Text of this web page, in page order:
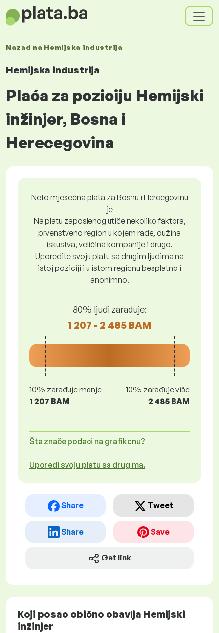
Nazad na Hemijska industrija
Hemijska industrija
Plaća za poziciju Hemijski
inžinjer, Bosna i
Herecegovina
Neto mjesečna plata za Bosnu i Hercegovinu
je
Na platu zaposlenog utiče nekoliko faktora,
prvenstveno region u kojem rade, dužina
iskustva, veličina kompanije i drugo.
Uporedite svoju platu sa drugim ljudima na
istoj poziciji i u istom regionu besplatno i
anonimno.
80% ljudi zarađuje:
1 207 - 2 485 BAM
10% zarađuje manje
1 207 BAM
10% zarađuje više
2 485 BAM
Šta znače podaci na grafikonu?
Uporedi svoju platu sa drugima.
Share Tweet
Share Save
Get link
Koji posao obično obavlja Hemijski
inžinjer